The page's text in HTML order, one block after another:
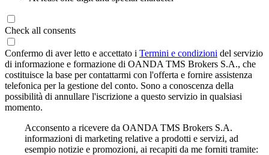
Check all consents
Confermo di aver letto e accettato i Termini e condizioni del servizio
di informazione e formazione di OANDA TMS Brokers S.A., che
costituisce la base per contattarmi con l'offerta e fornire assistenza
telefonica per la gestione del conto. Sono a conoscenza della
possibilità di annullare l'iscrizione a questo servizio in qualsiasi
momento.
Acconsento a ricevere da OANDA TMS Brokers S.A.
informazioni di marketing relative a prodotti e servizi, ad
esempio notizie e promozioni, ai recapiti da me forniti tramite: